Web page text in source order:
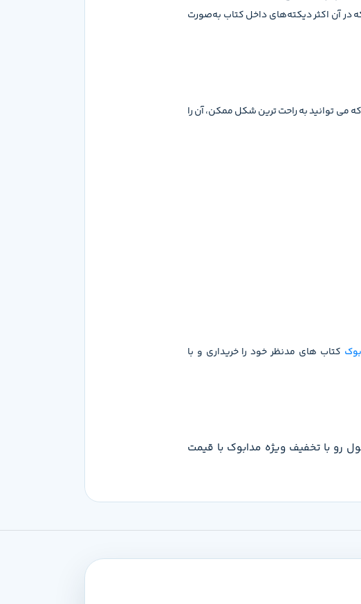
در آن اکثر دیکته‌های داخل کتاب به‌صورت
آن را منتشر کرده است که می توانید به راحت ترین شکل ممکن، آن را
کتاب های مدنظر خود را خریداری و با
تومان هست که می‌تونی این محصول رو با تخفیف ویژه مدابوک با قیمت